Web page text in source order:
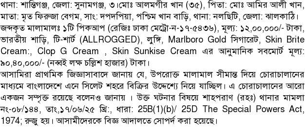
থানা: শান্তিগঞ্জ, জেলা: সুনামগঞ্জ, ৩।মোঃ আলমগীর খান (৩৫), পিতা: মোঃ আমির আলী খান,
মাতা: মৃত ফিরুজা বেগম, সাং: দপদপিয়া, পশ্চিম খান বাড়ি, থানা: নলছিটি, জেলা: ঝালকাঠি।
জব্দকৃত মালামালঃ ১টি পিকআপ (রেজিঃ ঢাকা মেট্রো-ন-১৭-৫৪৩৬), মূল্য: ১২,০০,০০০/- টাকা,
ভারতীয় শাড়ি, টি-শার্ট (ALLROGGED), লুঙ্গি, Marlboro Gold সিগারেট, Skin Brite
Cream:, Clop G Cream , Skin Sunkise Cream এর আনুমানিক সবমোর্ট মূল্য:
৯০,৪০,০০০/- (নব্বই লক্ষ চল্লিশ হাজার) টাকা।
আসামিরা প্রাথমিক জিজ্ঞাসাবাদে জানায় যে, উপরোক্ত মালামাল সীমান্ত দিয়ে চোরাচালানের
মাধ্যমে বাংলাদেশে এনে সিলেট শহরে বিক্রির উদ্দেশ্যে নিয়ে যাচ্ছিল। এ চোরাচালানের আরো
একজন সম্পৃক্ত রয়েছে বলেনও জানায় । উক্ত ঘটনার বিষয়ে শাহপরাণ (রহঃ) থানার মামলা
নং-০৮/১৪৪, তাং,১৭/০৬/২৫ খ্রি:, ধারা: 25B(1)(b)/ 25D The Special Powers Act,
1974; রুজু হয়। আসামীদেরকে বিজ্ঞ আদালতে সোপর্দ করা হয়েছে।